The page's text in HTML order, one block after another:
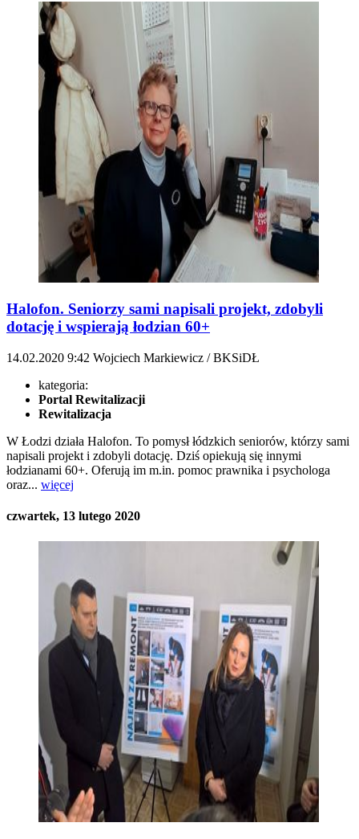
Halofon. Seniorzy sami napisali projekt, zdobyli
dotację i wspierają łodzian 60+
14.02.2020 9:42 Wojciech Markiewicz / BKSiDŁ
kategoria:
Portal Rewitalizacji
Rewitalizacja
W Łodzi działa Halofon. To pomysł łódzkich seniorów, którzy sami
napisali projekt i zdobyli dotację. Dziś opiekują się innymi
łodzianami 60+. Oferują im m.in. pomoc prawnika i psychologa
oraz... więcej
czwartek, 13 lutego 2020